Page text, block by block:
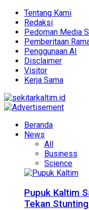
Tentang Kami
Redaksi
Pedoman Media
Pemberitaan
Penggunaan AI
Disclaimer
Visitor
Kerja Sama
Beranda
News
All
Business
Science
Pupuk Kaltim
Tekan